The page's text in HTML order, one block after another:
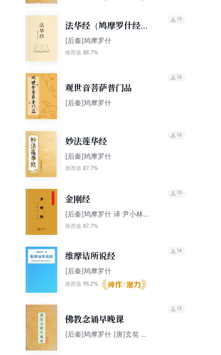
法华经（鸠摩罗什经典
版本，“经中之王”）
[后秦]鸠摩罗什
推荐值 88.7%
19
观世音菩萨普门品
[后秦]鸠摩罗什
16
妙法莲华经
[后秦]鸠摩罗什
推荐值 87.7%
16
金刚经
[后秦]鸠摩罗什 译 尹小林
审校
推荐值 87.7%
15
维摩诘所说经
[后秦]鸠摩罗什
推荐值 95.2%
14
佛教念诵早晚课
[后秦]鸠摩罗什 [唐]玄奘 般
13